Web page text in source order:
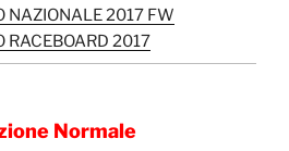
NAZIONALE 2017 FW
RACEBOARD 2017
Normale